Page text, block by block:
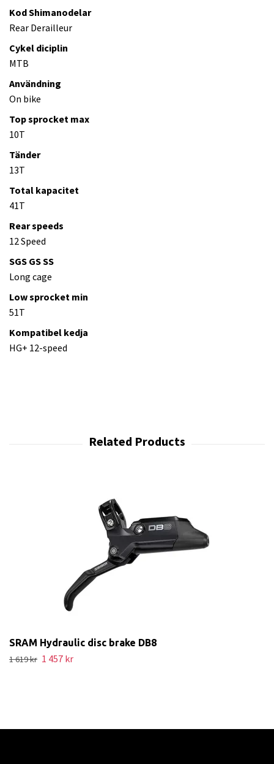
Kod Shimanodelar
Rear Derailleur
Cykel diciplin
MTB
Användning
On bike
Top sprocket max
10T
Tänder
13T
Total kapacitet
41T
Rear speeds
12 Speed
SGS GS SS
Long cage
Low sprocket min
51T
Kompatibel kedja
HG+ 12-speed
SRAM Hydraulic disc brake DB8
1 619 kr 1 457 kr